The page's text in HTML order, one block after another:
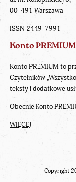
00-491 Warszawa
ISSN 2449-7991
Konto PREMIUM
Konto PREMIUM to
Czytelników
teksty i dodatkowe
Obecnie Konto
WIĘCEJ
Copyright